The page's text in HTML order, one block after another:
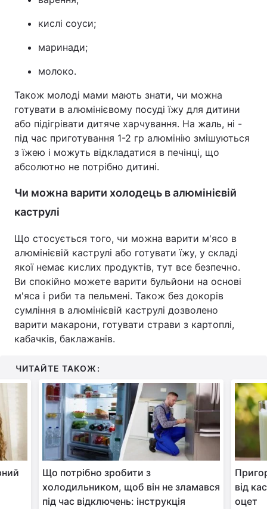
кислі соуси;
маринади;
молоко.
Також молоді мами мають знати, чи можна
готувати в алюмінієвому посуді їжу для дитини
або підігрівати дитяче харчування. На жаль, ні -
під час приготування 1-2 гр алюмінію змішуються
з їжею і можуть відкладатися в печінці, що
абсолютно не потрібно дитині.
Чи можна варити холодець в алюмінієвій
каструлі
Що стосується того, чи можна варити м'ясо в
алюмінієвій каструлі або готувати їжу, у складі
якої немає кислих продуктів, тут все безпечно.
Ви спокійно можете варити бульйони на основі
м'яса і риби та пельмені. Також без докорів
сумління в алюмінієвій каструлі дозволено
варити макарони, готувати страви з картоплі,
кабачків, баклажанів.
ЧИТАЙТЕ ТАКОЖ:
Що потрібно зробити з
холодильником, щоб він не зламався
під час відключень: інструкція
від
оцет